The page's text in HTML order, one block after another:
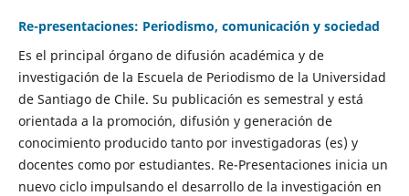
Re-presentaciones: Periodismo, comunicación y sociedad
Es el principal órgano de difusión académica y de
investigación de la Escuela de Periodismo de la Universidad
de Santiago de Chile. Su publicación es semestral y está
orientada a la promoción, difusión y generación de
conocimiento producido tanto por investigadoras (es) y
docentes como por estudiantes. Re-Presentaciones inicia un
nuevo ciclo impulsando el desarrollo de la investigación en